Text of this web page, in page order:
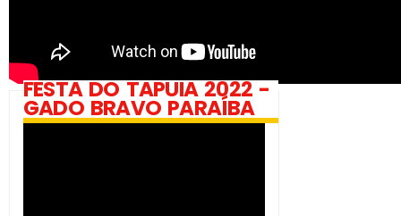
FESTA DO TAPUIA 2022 -
GADO BRAVO PARAÍBA